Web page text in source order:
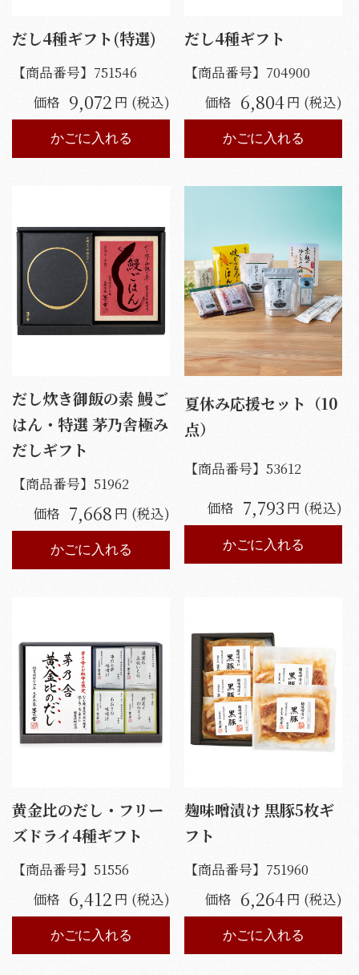
だし4種ギフト(特選)
【商品番号】 751546
価格 9,072 円 (税込)
かごに入れる
だし4種ギフト
【商品番号】 704900
価格 6,804円 (税込)
かごに入れる
だし炊き御飯の素 鰻ご
はん・特選 茅乃舎極み
だしギフト
【商品番号】 51962
価格 7,668 円 (税込)
かごに入れる
夏休み応援セット（10
点）
【商品番号】53612
価格 7,793 円 (税込)
かごに入れる
黄金比のだし・フリー
ズドライ4種ギフト
【商品番号】 51556
価格 6,412 円 (税込)
かごに入れる
麹味噌漬け 黒豚5枚ギ
フト
【商品番号】 751960
価格 6,264円 (税込)
かごに入れる